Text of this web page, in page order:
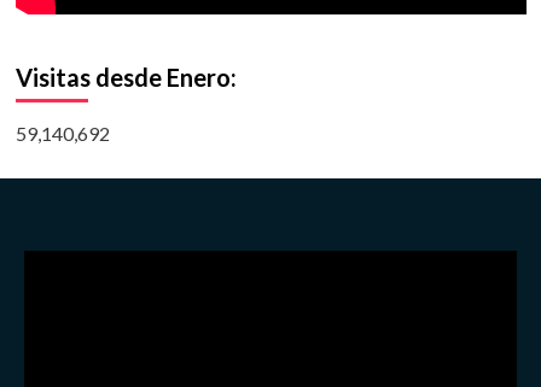
Visitas desde Enero:
59,140,692